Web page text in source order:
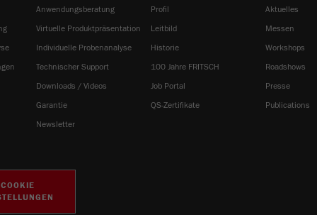
abgeändert. Auf diesem Wege kann Google Analytics
Besucherinformationen wie Conversions und E-Commerce
Besucherquellen.
Laufzeit 6 Monate
Anbieter Google Tag Manager Google
Anwendungsberatung
Virtuelle Produktpräsentation
Individuelle Probenanalyse
Technischer Support
Downloads / Videos
Garantie
Newsletter
Profil
Leitbild
Historie
100 Jahre FRITSCH
Job Portal
QS-Zertifikate
Aktuelles
Messen
Workshops
Roadshows
Presse
Publications
COOKIE